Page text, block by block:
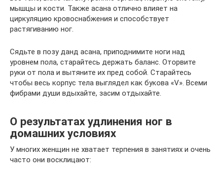
мышцы и кости. Также асана отлично влияет на
циркуляцию кровоснабжения и способствует
растягиванию ног.
Сядьте в позу данд асана, приподнимите ноги над
уровнем пола, старайтесь держать баланс. Оторвите
руки от пола и вытяните их пред собой. Старайтесь
чтобы весь корпус тела выглядел как букова «V». Всеми
фибрами души вдыхайте, засим отдыхайте.
О результатах удлинения ног в
домашних условиях
У многих женщин не хватает терпения в занятиях и очень
часто они восклицают: